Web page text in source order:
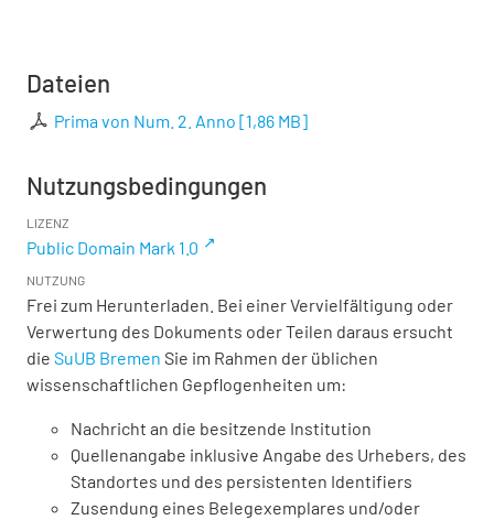
Dateien
Prima von Num. 2. Anno [1,86 MB]
Nutzungsbedingungen
LIZENZ
Public Domain Mark 1.0
NUTZUNG
Frei zum Herunterladen. Bei einer Vervielfältigung oder
Verwertung des Dokuments oder Teilen daraus ersucht
die SuUB Bremen Sie im Rahmen der üblichen
wissenschaftlichen Gepflogenheiten um:
Nachricht an die besitzende Institution
Quellenangabe inklusive Angabe des Urhebers, des
Standortes und des persistenten Identifiers
Zusendung eines Belegexemplares und/oder